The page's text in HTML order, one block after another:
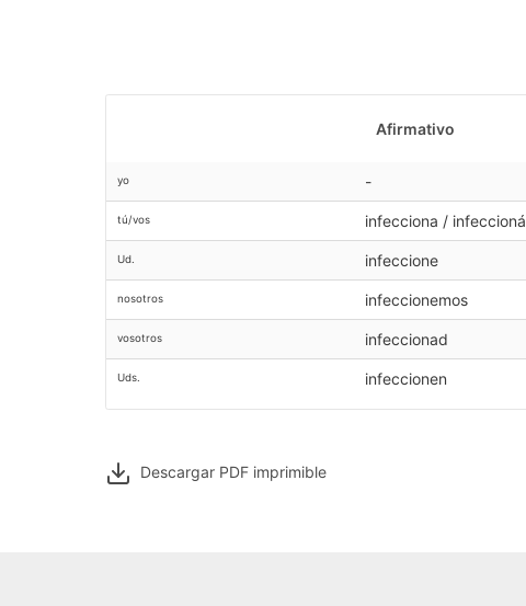
Afirmativo
yo -
tú/vos infecciona / infeccioná
Ud. infeccione
nosotros infeccionemos
vosotros infeccionad
Uds. infeccionen
Descargar PDF imprimible